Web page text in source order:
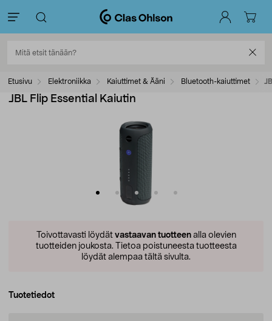
Etusivu Elektroniikka Kaiuttimet & Ääni Bluetooth-kaiuttimet
JBL Flip Essential Kaiutin
Toivottavasti löydät vastaavan tuotteenalla olevien
tuotteiden joukosta. Tietoa poistuneesta tuotteesta
löydät alempaa tältä sivulta.
Tuotetiedot